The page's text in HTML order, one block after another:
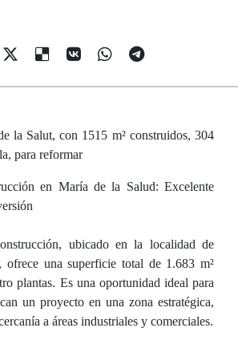
la Salut, con 1515 m² construidos, 304
para reformar
en María de la Salud: Excelente
ubicado en la localidad de
una superficie total de 1.683 m²
plantas. Es una oportunidad ideal para
un proyecto en una zona estratégica,
a áreas industriales y comerciales.